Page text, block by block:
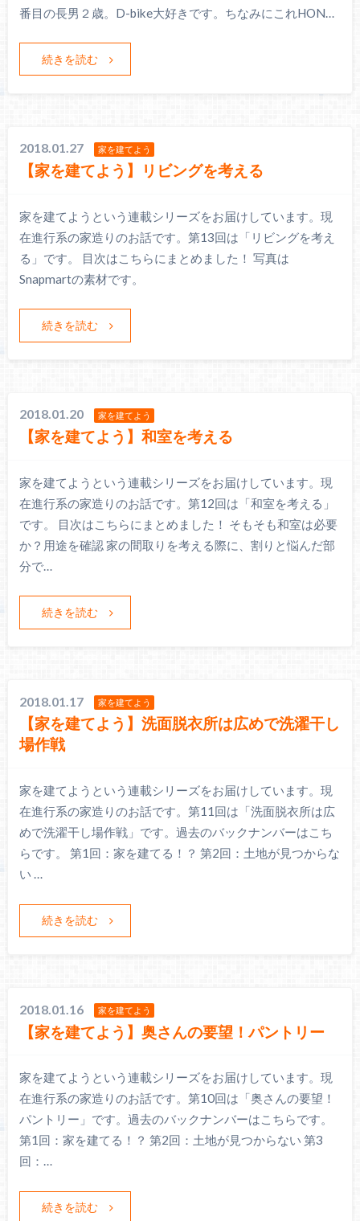
番目の長男２歳。D-bike大好きです。ちなみにこれHON…
続きを読む
2018.01.27 家を建てよう
【家を建てよう】リビングを考える
家を建てようという連載シリーズをお届けしています。現
在進行系の家造りのお話です。第13回は「リビングを考え
る」です。 目次はこちらにまとめました！ 写真は
Snapmartの素材です。
続きを読む
2018.01.20 家を建てよう
【家を建てよう】和室を考える
家を建てようという連載シリーズをお届けしています。現
在進行系の家造りのお話です。第12回は「和室を考える」
です。 目次はこちらにまとめました！ そもそも和室は必要
か？用途を確認 家の間取りを考える際に、割りと悩んだ部
分で…
続きを読む
2018.01.17 家を建てよう
【家を建てよう】洗面脱衣所は広めで洗濯干し
場作戦
家を建てようという連載シリーズをお届けしています。現
在進行系の家造りのお話です。第11回は「洗面脱衣所は広
めで洗濯干し場作戦」です。過去のバックナンバーはこち
らです。 第1回：家を建てる！？ 第2回：土地が見つからな
い …
続きを読む
2018.01.16 家を建てよう
【家を建てよう】奥さんの要望！パントリー
家を建てようという連載シリーズをお届けしています。現
在進行系の家造りのお話です。第10回は「奥さんの要望！
パントリー」です。過去のバックナンバーはこちらです。
第1回：家を建てる！？ 第2回：土地が見つからない 第3
回：…
続きを読む